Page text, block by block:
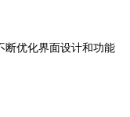
优化界面设计和功能